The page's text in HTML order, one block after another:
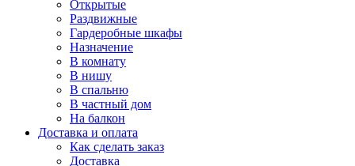
Открытые
Раздвижные
Гардеробные шкафы
Назначение
В комнату
В нишу
В спальню
В частный дом
На балкон
Доставка и оплата
Как сделать заказ
Доставка